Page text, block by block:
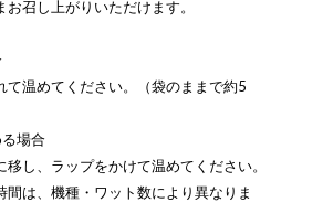
召し上がりいただけます。
て温めてください。（袋のままで約5
場合
し、ラップをかけて温めてください。
間は、機種・ワット数により異なりま